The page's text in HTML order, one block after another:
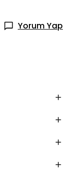
Yorum Yap